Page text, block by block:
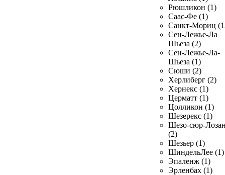
Рюшликон (1)
Саас-Фе (1)
Санкт-Мориц
Сен-Лежье-Ла
Шьеза (2)
Сен-Лежье-Ла-
Шьеза (1)
Сюши (2)
Херлиберг (2)
Хернекс (1)
Церматт (1)
Цолликон (1)
Шезерекс (1)
Шезо-сюр-
(2)
Шезьер (1)
ШиндельЛее (1)
Эпаленж (1)
Эрленбах (1)